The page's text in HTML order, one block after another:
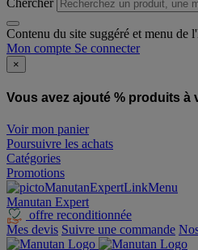
Chercher
Contenu du site suggéré et menu de
Mon compte Se connecter
×
Vous avez ajouté % produits à
Voir mon panier
Poursuivre les achats
Catégories
Promotions
Manutan Expert
offre reconditionnée
Mes devis Suivre une commande